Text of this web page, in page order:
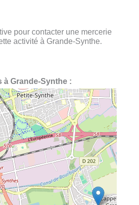
pour contacter une mercerie
activité à Grande-Synthe.
à Grande-Synthe :